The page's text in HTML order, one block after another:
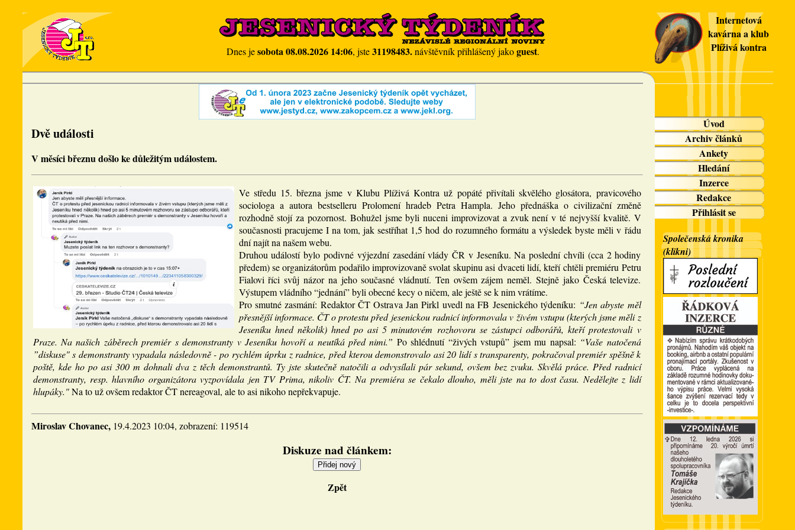
Dnes jesobota 08.08.2026 14:06, jste31198483.návštěvník přihlášený jakoguest.
Internetová
kavárna a klub
Plíživá kontra
Dvě události
V měsíci březnu došlo ke důležitým událostem.
Ve středu 15. března jsme v Klubu Plíživá Kontra už popáté přivítali skvělého glosátora, pravicového
sociologa a autora bestselleru Prolomení hradeb Petra Hampla. Jeho přednáška o civilizační změně
rozhodně stojí za pozornost. Bohužel jsme byli nuceni improvizovat a zvuk není v té nejvyšší kvalitě. V
současnosti pracujeme I na tom, jak sestříhat 1,5 hod do rozumného formátu a výsledek byste měli v řádu
dní najít na našem webu.
Druhou událostí bylo podivné výjezdní zasedání vlády ČR v Jeseníku. Na poslední chvíli (cca 2 hodiny
předem) se organizátorům podařilo improvizovaně svolat skupinu asi dvaceti lidí, kteří chtěli premiéru Petru
Fialovi říci svůj názor na jeho současné vládnutí. Ten ovšem zájem neměl. Stejně jako Česká televize.
Výstupem vládního “jednání” byli obecné kecy o ničem, ale ještě se k nim vrátíme.
Pro smutné zasmání: Redaktor ČT Ostrava Jan Pirkl uvedl na FB Jesenického týdeníku: “Jen abyste měl
přesnější informace. ČT o protestu před jesenickou radnicí informovala v živém vstupu (kterých jsme měli z
Jeseníku hned několik) hned po asi 5 minutovém rozhovoru se zástupci odborářů, kteří protestovali v
Praze. Na našich záběrech premiér s demonstranty v Jeseníku hovoří a neutíká před nimi.” Po shlédnutí “živých vstupů” jsem mu napsal: “Vaše natočená
”diskuse" s demonstranty vypadala následovně - po rychlém úprku z radnice, před kterou demonstrovalo asi 20 lidí s transparenty, pokračoval premiér spěšně k
poště, kde ho po asi 300 m dohnali dva z těch demonstrantů. Ty jste skutečně natočili a odvysílali pár sekund, ovšem bez zvuku. Skvělá práce. Před radnicí
demonstranty, resp. hlavního organizátora vyzpovídala jen TV Prima, nikoliv ČT. Na premiéra se čekalo dlouho, měli jste na to dost času. Nedělejte z lidí
hlupáky."Na to už ovšem redaktor ČT nereagoval, ale to asi nikoho nepřekvapuje.
Miroslav Chovanec, 19.4.2023 10:04, zobrazení: 119514
Diskuze nad článkem:
Zpět
Úvod
Archiv článků
Ankety
Hledání
Inzerce
Redakce
Přihlásit se
Společenská kronika
(klikni)